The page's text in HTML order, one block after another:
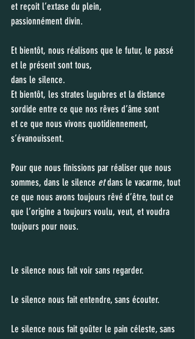
et reçoit l’extase du plein,
passionnément divin.
Et bientôt, nous réalisons que le futur, le passé
et le présent sont tous,
dans le silence.
Et bientôt, les strates lugubres et la distance
sordide entre ce que nos rêves d’âme sont
et ce que nous vivons quotidiennement,
s’évanouissent.
Pour que nous finissions par réaliser que nous
sommes, dans le silence et dans le vacarme, tout
ce que nous avons toujours rêvé d’être, tout ce
que l’origine a toujours voulu, veut, et voudra
toujours pour nous.
Le silence nous fait voir sans regarder.
Le silence nous fait entendre, sans écouter.
Le silence nous fait goûter le pain céleste, sans